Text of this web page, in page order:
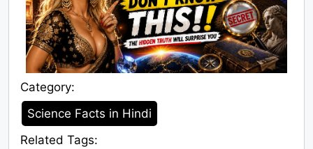
Category:
Category
Science Facts in Hindi
Related Tags: